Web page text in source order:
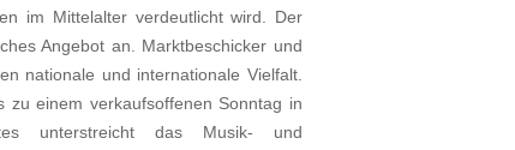
im Mittelalter verdeutlicht wird. Der
Angebot an. Marktbeschicker und
nationale und internationale Vielfalt.
zu einem verkaufsoffenen Sonntag in
unterstreicht das Musik- und